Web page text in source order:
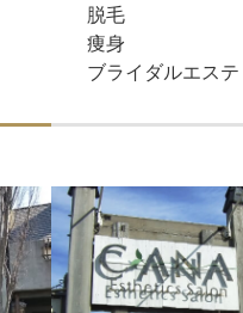
脱毛
痩身
ブライダルエステ